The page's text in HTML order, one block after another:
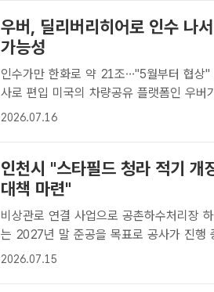
우버, 딜리버리히어로 인수 나
가능성
인수가만 한화로 약 21조…"5월부터 협상"
사로 편입 미국의 차량공유 플랫폼인 우버가 독일 음식배달업체인 딜리버리
히어로(DH)를 약 12억 유로(한화 약 21조
2026.07.16
인천시 "스타필드 청라 적기
대책 마련"
비상관로 연결 사업으로 공촌하수처리장 하
는 2027년 말 준공을 목표로 공사가 진행
트DB[더팩트ㅣ인천= 김재경 기자] 예산이
2026.07.15